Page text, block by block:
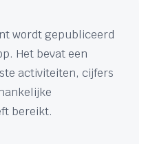
wordt gepubliceerd
Het bevat een
activiteiten, cijfers
bereikt.